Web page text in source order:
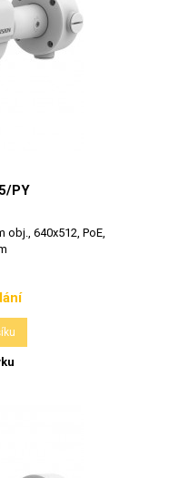
PY
obj., 640x512, PoE,